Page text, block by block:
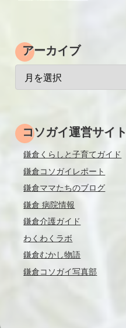
アーカイブ
コソガイ運営サイト
鎌倉くらしと子育てガイド
鎌倉コソガイレポート
鎌倉ママたちのブログ
鎌倉 病院情報
鎌倉介護ガイド
わくわくラボ
鎌倉むかし物語
鎌倉コソガイ写真部